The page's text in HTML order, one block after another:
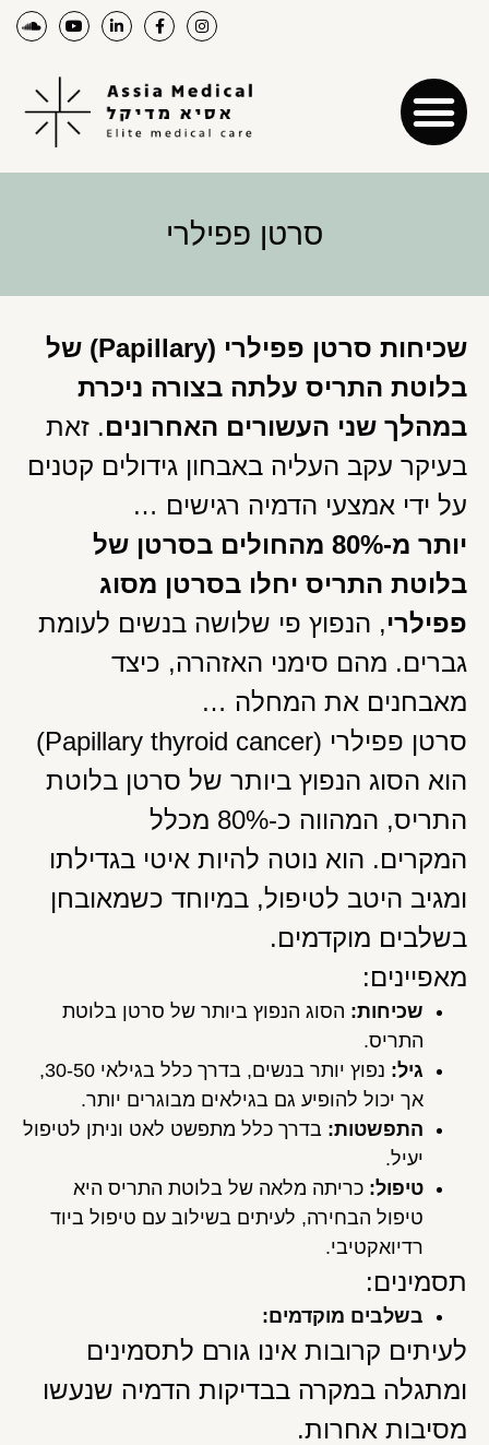
סרטן פפילרי
שכיחות סרטן פפילרי (Papillary)
של
בלוטת התריס עלתה בצורה ניכרת
במהלך שני העשורים האחרונים. זאת
בעיקר עקב העליה באבחון גידולים קטנים
על ידי אמצעי הדמיה רגישים …
יותר מ-80% מהחולים בסרטן של
בלוטת התריס יחלו בסרטן מסוג
פפילרי, הנפוץ פי שלושה בנשים לעומת
גברים. מהם סימני האזהרה, כיצד
מאבחנים את המחלה …
סרטן פפילרי (Papillary thyroid cancer)
הוא הסוג הנפוץ ביותר של סרטן בלוטת
התריס, המהווה כ-80% מכלל
המקרים. הוא נוטה להיות איטי בגדילתו
ומגיב היטב לטיפול, במיוחד כשמאובחן
בשלבים מוקדמים.
מאפיינים:
שכיחות: הסוג הנפוץ ביותר של סרטן בלוטת
התריס.
גיל:
נפוץ יותר בנשים, בדרך כלל בגילאי 30-50,
אך יכול להופיע גם בגילאים מבוגרים יותר.
התפשטות: בדרך כלל מתפשט לאט וניתן לטיפול
יעיל.
טיפול: כריתה מלאה של בלוטת התריס היא
טיפול הבחירה, לעיתים בשילוב עם טיפול ביוד
רדיואקטיבי.
תסמינים:
בשלבים מוקדמים:
לעיתים קרובות אינו גורם לתסמינים
ומתגלה במקרה בבדיקות הדמיה שנעשו
מסיבות אחרות.